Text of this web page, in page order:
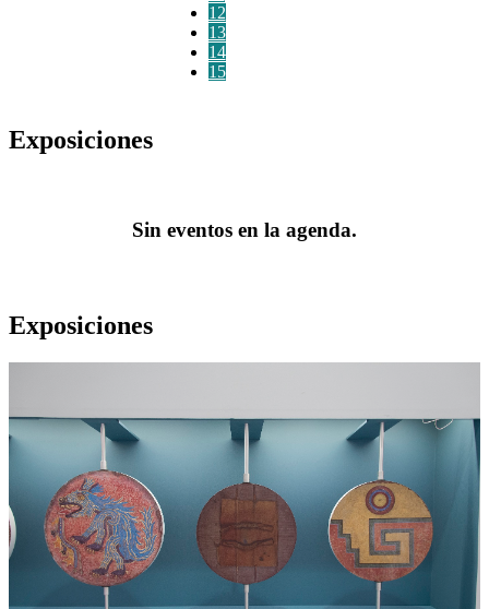
12
13
14
15
Exposiciones
Sin eventos en la agenda.
Exposiciones